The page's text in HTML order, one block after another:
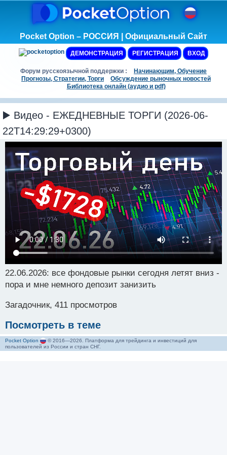
Pocket Option – РОССИЯ | Официальный Сайт
ДЕМОНСТРАЦИЯ РЕГИСТРАЦИЯ ВХОД
Форум русскоязычной поддержки :
Начинающим, Обучение
Прогнозы, Стратегии, Торги
Обсуждение рыночных новостей
Библиотека онлайн (аудио и pdf)
▶️ Видео - ЕЖЕДНЕВНЫЕ ТОРГИ (2026-06-
22T14:29:29+0300)
22.06.2026: все фондовые рынки сегодня летят вниз -
пора и мне немного депозит занизить
Загадочник, 411 просмотров
Посмотреть в теме
Pocket Option
© 2016—2026. Платформа для трейдинга и инвестиций для
пользователей из России и стран СНГ.